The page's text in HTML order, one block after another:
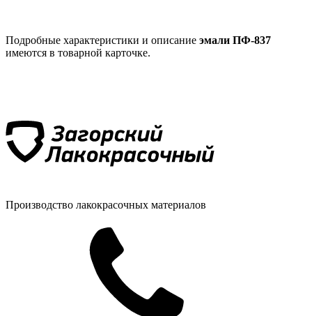
Подробные характеристики и описание эмали ПФ-837
имеются в товарной карточке.
Производство лакокрасочных материалов